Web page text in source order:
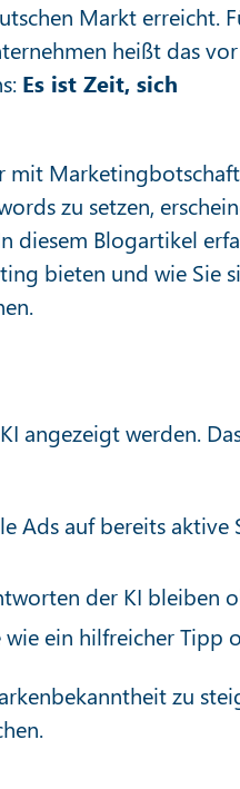
Markt erreicht.
heißt das
Es ist Zeit, sich
mit
zu setzen,
diesem Blogartikel
bieten und wie Sie
angezeigt werden.
Ads auf bereits aktive
der KI bleiben
ein hilfreicher Tipp
zu